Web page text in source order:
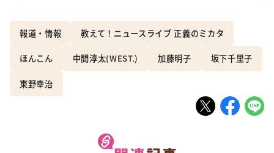
報道・情報 教えて！ニュースライブ 正義のミカタ
ほんこん 中間淳太(WEST.) 加藤明子 坂下千里子
東野幸治